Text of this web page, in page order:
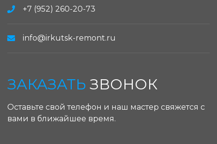
+7 (952) 260-20-73
info@irkutsk-remont.ru
ЗАКАЗАТЬ ЗВОНОК
Оставьте свой телефон и наш мастер свяжется с
вами в ближайшее время.